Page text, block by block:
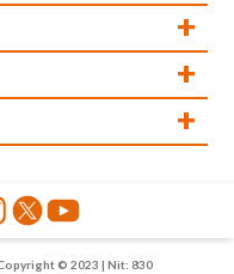
+
+
+
© 2023 | Nit: 830